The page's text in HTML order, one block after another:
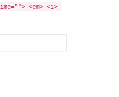
<em> <i>